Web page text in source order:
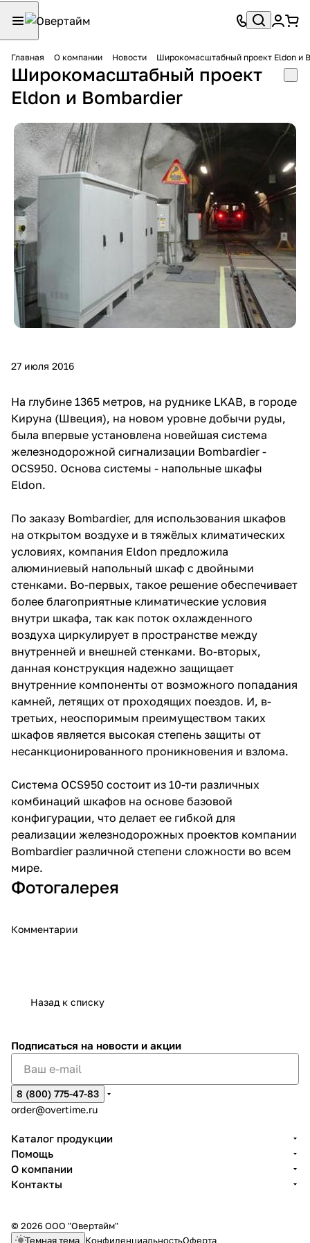
Главная О компании Новости Широкомасштабный проект Eldon и
Широкомасштабный проект
Eldon и Bombardier
27 июля 2016
На глубине 1365 метров, на руднике LKAB, в городе
Кируна (Швеция), на новом уровне добычи руды,
была впервые установлена новейшая система
железнодорожной сигнализации Bombardier -
OCS950. Основа системы - напольные шкафы
Eldon.
По заказу Bombardier, для использования шкафов
на открытом воздухе и в тяжёлых климатических
условиях, компания Eldon предложила
алюминиевый напольный шкаф с двойными
стенками. Во-первых, такое решение обеспечивает
более благоприятные климатические условия
внутри шкафа, так как поток охлажденного
воздуха циркулирует в пространстве между
внутренней и внешней стенками. Во-вторых,
данная конструкция надежно защищает
внутренние компоненты от возможного попадания
камней, летящих от проходящих поездов. И, в-
третьих, неоспоримым преимуществом таких
шкафов является высокая степень защиты от
несанкционированного проникновения и взлома.
Система OCS950 состоит из 10-ти различных
комбинаций шкафов на основе базовой
конфигурации, что делает ее гибкой для
реализации железнодорожных проектов компании
Bombardier различной степени сложности во всем
мире.
Фотогалерея
Комментарии
Назад к списку
Подписаться на новости и акции
8 (800) 775-47-83
order@overtime.ru
Каталог продукции
Помощь
О компании
Контакты
© 2026 ООО "Овертайм"
Темная тема КонфиденциальностьОферта